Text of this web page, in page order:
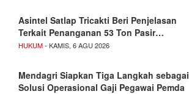
Asintel Satlap Tricakti Beri Penjelasan
Terkait Penanganan 53 Ton Pasir…
HUKUM- KAMIS, 6 AGU 2026
Mendagri Siapkan Tiga Langkah sebagai
Solusi Operasional Gaji Pegawai Pemda